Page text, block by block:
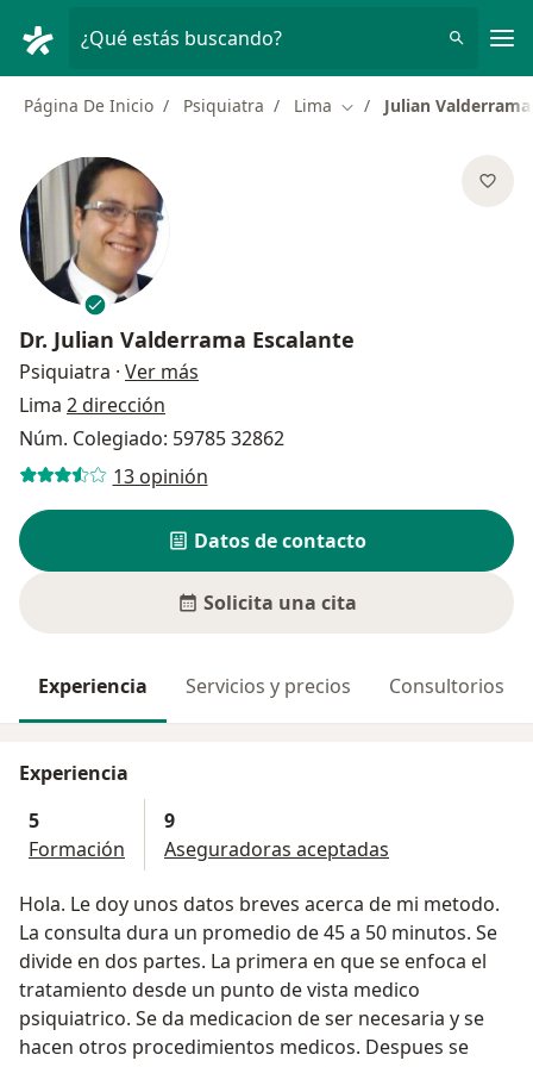
¿Qué estás buscando?
Página De Inicio Psiquiatra Lima Cambiar de ciudad
Julian
Dr. Julian Valderrama Escalante
Psiquiatra · Ver más
Lima 2 dirección
Núm. Colegiado: 59785 32862
13 opinión
Datos de contacto
Solicita una cita
Experiencia Servicios y precios Consultorios
Experiencia
5
Formación
9
Aseguradoras aceptadas
Hola. Le doy unos datos breves acerca de mi metodo.
La consulta dura un promedio de 45 a 50 minutos. Se
divide en dos partes. La primera en que se enfoca el
tratamiento desde un punto de vista medico
psiquiatrico. Se da medicacion de ser necesaria y se
hacen otros procedimientos medicos. Despues se